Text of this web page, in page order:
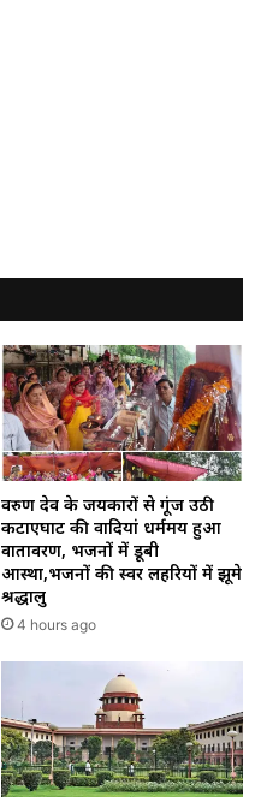
वरुण देव के जयकारों से गूंज उठी
कटाएघाट की वादियां धर्ममय हुआ
वातावरण, भजनों में डूबी
आस्था,भजनों की स्वर लहरियों में झूमे
श्रद्धालु
4 hours ago